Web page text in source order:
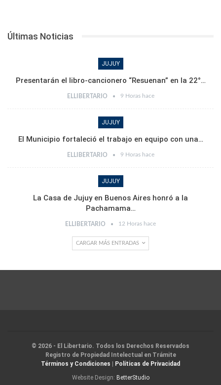
Últimas Noticias
JUJUY
Presentarán el libro-cancionero “Resuenan” en la 22°…
ELLIBERTARIO 9 Horas hace
JUJUY
El Municipio fortaleció el trabajo en equipo con una…
ELLIBERTARIO 9 Horas hace
JUJUY
La Casa de Jujuy en Buenos Aires honró a la
Pachamama…
ELLIBERTARIO 12 Horas hace
CARGAR MÁS ENTRADAS
© 2026 - El Libertario. Todos los Derechos Reservados
Registro de Propiedad Intelectual en Trámite
Términos y Condiciones | Políticas de Privacidad
Website Design: BetterStudio